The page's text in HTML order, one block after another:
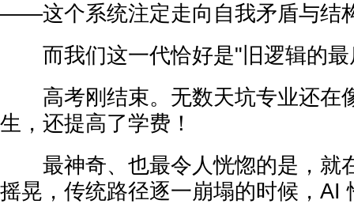
——这个系统注定走向自我矛盾与结
而我们这一代恰好是"旧逻辑的最
高考刚结束。无数天坑专业还在
生，还提高了学费！
最神奇、也最令人恍惚的是，就
摇晃，传统路径逐一崩塌的时候，AI